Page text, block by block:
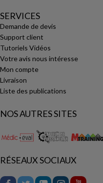
SERVICES
Demande de devis
Support client
Tutoriels Vidéos
Votre avis nous intéresse
Mon compte
Livraison
Liste des publications
NOS AUTRES SITES
RÉSEAUX SOCIAUX